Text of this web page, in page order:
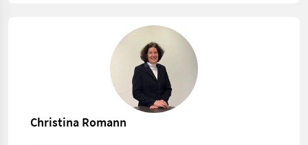
Christina Romann